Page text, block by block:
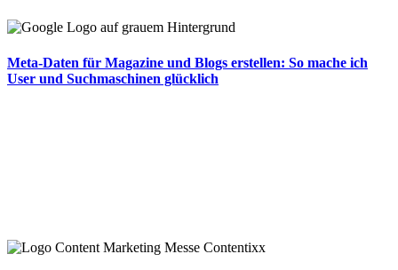
Meta-Daten für Magazine und Blogs erstellen: So mache ich
User und Suchmaschinen glücklich